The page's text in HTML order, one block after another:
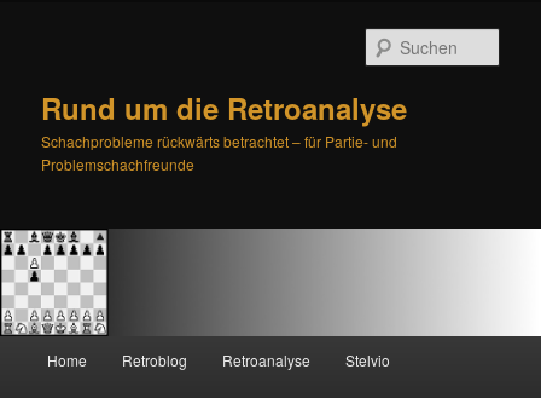
Rund um die Retroanalyse
Schachprobleme rückwärts betrachtet – für Partie- und
Problemschachfreunde
Zum
Zum
Home Retroblog Retroanalyse Stelvio